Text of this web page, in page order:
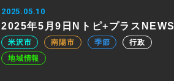
2025.05.10
2025年5月9日Nトピ+プラスNEWS
米沢市 南陽市 季節
行政
地域情報